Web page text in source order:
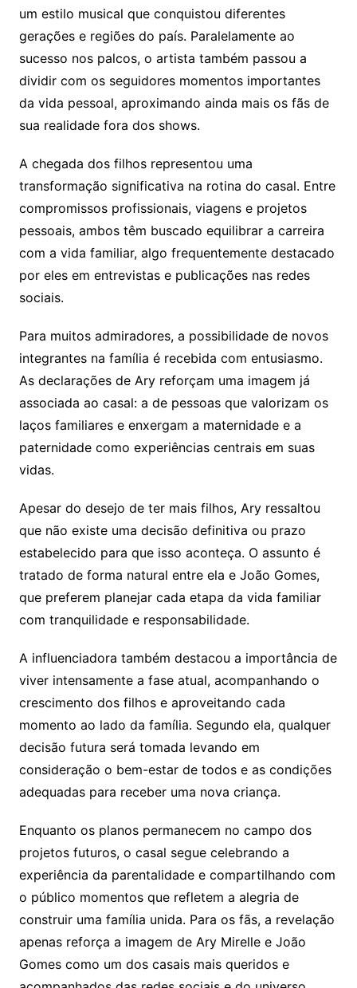
um estilo musical que conquistou diferentes
gerações e regiões do país. Paralelamente ao
sucesso nos palcos, o artista também passou a
dividir com os seguidores momentos importantes
da vida pessoal, aproximando ainda mais os fãs de
sua realidade fora dos shows.
A chegada dos filhos representou uma
transformação significativa na rotina do casal. Entre
compromissos profissionais, viagens e projetos
pessoais, ambos têm buscado equilibrar a carreira
com a vida familiar, algo frequentemente destacado
por eles em entrevistas e publicações nas redes
sociais.
Para muitos admiradores, a possibilidade de novos
integrantes na família é recebida com entusiasmo.
As declarações de Ary reforçam uma imagem já
associada ao casal: a de pessoas que valorizam os
laços familiares e enxergam a maternidade e a
paternidade como experiências centrais em suas
vidas.
Apesar do desejo de ter mais filhos, Ary ressaltou
que não existe uma decisão definitiva ou prazo
estabelecido para que isso aconteça. O assunto é
tratado de forma natural entre ela e João Gomes,
que preferem planejar cada etapa da vida familiar
com tranquilidade e responsabilidade.
A influenciadora também destacou a importância de
viver intensamente a fase atual, acompanhando o
crescimento dos filhos e aproveitando cada
momento ao lado da família. Segundo ela, qualquer
decisão futura será tomada levando em
consideração o bem-estar de todos e as condições
adequadas para receber uma nova criança.
Enquanto os planos permanecem no campo dos
projetos futuros, o casal segue celebrando a
experiência da parentalidade e compartilhando com
o público momentos que refletem a alegria de
construir uma família unida. Para os fãs, a revelação
apenas reforça a imagem de Ary Mirelle e João
Gomes como um dos casais mais queridos e